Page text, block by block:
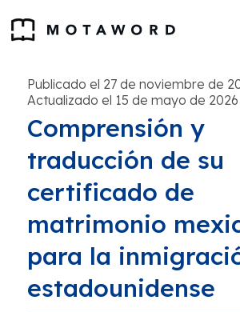
Publicado el 27 de noviembre de
Actualizado el 15 de mayo de 2026
Comprensión y
traducción de su
certificado de
matrimonio
para la
estadounidense